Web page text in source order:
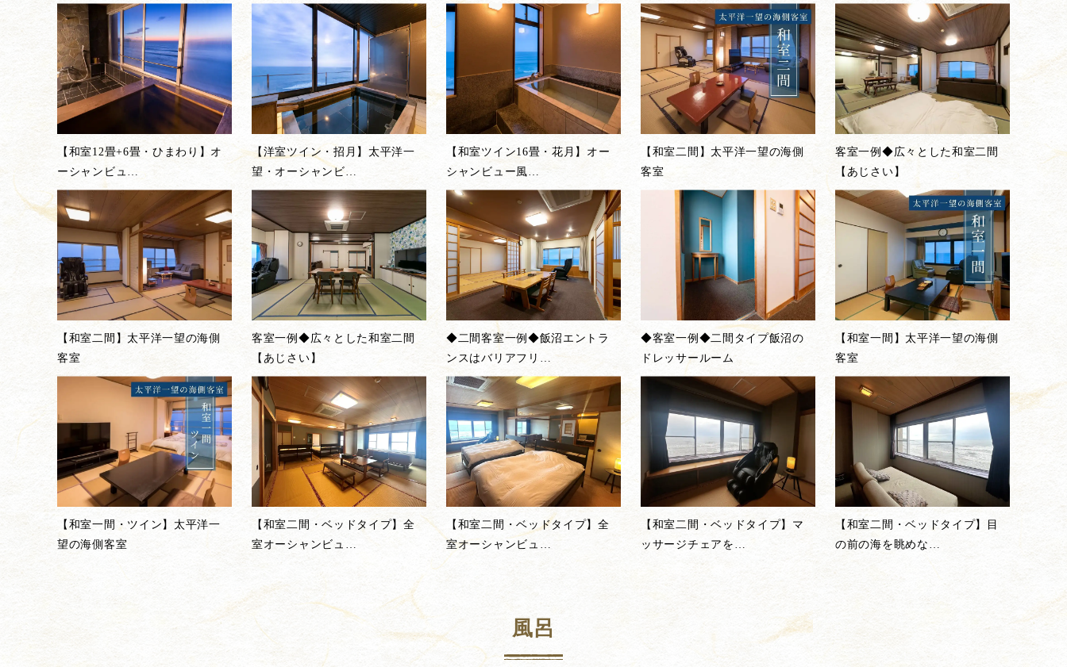
【和室12畳+6畳・ひまわり】オ
ーシャンビュ …
【洋室ツイン・招月】太平洋一
望・オーシャンビ…
【和室ツイン16畳・花月】オー
シャンビュー風…
【和室二間】太平洋一望の海側
客室
客室一例◆広々とした和室二間
【あじさい】
【和室二間】太平洋一望の海側
客室
客室一例◆広々とした和室二間
【あじさい】
◆二間客室一例◆飯沼エントラ
ンスはバリアフリ …
◆客室一例◆二間タイプ飯沼の
ドレッサールーム
【和室一間】太平洋一望の海側
客室
【和室一間・ツイン】太平洋一
望の海側客室
【和室二間・ベッドタイプ】全
室オーシャンビュ …
【和室二間・ベッドタイプ】全
室オーシャンビュ …
【和室二間・ベッドタイプ】マ
ッサージチェアを …
【和室二間・ベッドタイプ】目
の前の海を眺めな …
風呂